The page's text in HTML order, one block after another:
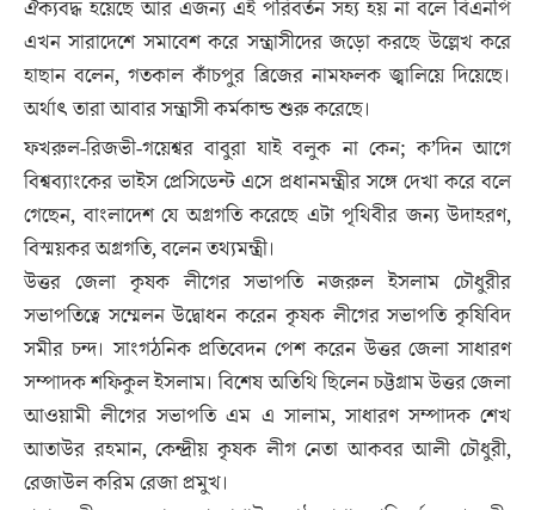
ঐক্যবদ্ধ হয়েছে আর এজন্য এই পরিবর্তন সহ্য হয় না বলে বিএনপি
এখন সারাদেশে সমাবেশ করে সন্ত্রাসীদের জড়ো করছে উল্লেখ করে
হাছান বলেন, গতকাল কাঁচপুর ব্রিজের নামফলক জ্বালিয়ে দিয়েছে।
অর্থাৎ তারা আবার সন্ত্রাসী কর্মকান্ড শুরু করেছে।
ফখরুল-রিজভী-গয়েশ্বর বাবুরা যাই বলুক না কেন; ক’দিন আগে
বিশ্বব্যাংকের ভাইস প্রেসিডেন্ট এসে প্রধানমন্ত্রীর সঙ্গে দেখা করে বলে
গেছেন, বাংলাদেশ যে অগ্রগতি করেছে এটা পৃথিবীর জন্য উদাহরণ,
বিস্ময়কর অগ্রগতি, বলেন তথ্যমন্ত্রী।
উত্তর জেলা কৃষক লীগের সভাপতি নজরুল ইসলাম চৌধুরীর
সভাপতিত্বে সম্মেলন উদ্বোধন করেন কৃষক লীগের সভাপতি কৃষিবিদ
সমীর চন্দ। সাংগঠনিক প্রতিবেদন পেশ করেন উত্তর জেলা সাধারণ
সম্পাদক শফিকুল ইসলাম। বিশেষ অতিথি ছিলেন চট্টগ্রাম উত্তর জেলা
আওয়ামী লীগের সভাপতি এম এ সালাম, সাধারণ সম্পাদক শেখ
আতাউর রহমান, কেন্দ্রীয় কৃষক লীগ নেতা আকবর আলী চৌধুরী,
রেজাউল করিম রেজা প্রমুখ।